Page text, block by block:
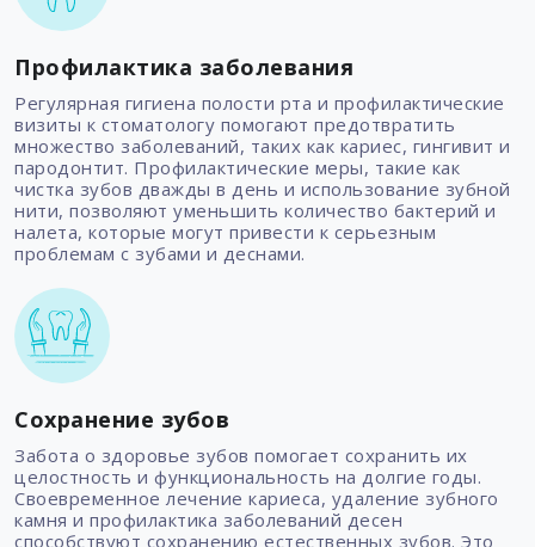
Профилактика заболевания
Регулярная гигиена полости рта и профилактические
визиты к стоматологу помогают предотвратить
множество заболеваний, таких как кариес, гингивит и
пародонтит. Профилактические меры, такие как
чистка зубов дважды в день и использование зубной
нити, позволяют уменьшить количество бактерий и
налета, которые могут привести к серьезным
проблемам с зубами и деснами.
Сохранение зубов
Забота о здоровье зубов помогает сохранить их
целостность и функциональность на долгие годы.
Своевременное лечение кариеса, удаление зубного
камня и профилактика заболеваний десен
способствуют сохранению естественных зубов. Это